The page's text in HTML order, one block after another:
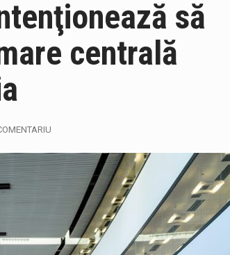
12:00 – 20:00, autovehiculele cu masa
frumos decat să ai locuința plină de flori
10.00 – 09 august, ora 10.00 /Fenomene
Unic de Apeluri de Urgență 112 a fost
să
centrală